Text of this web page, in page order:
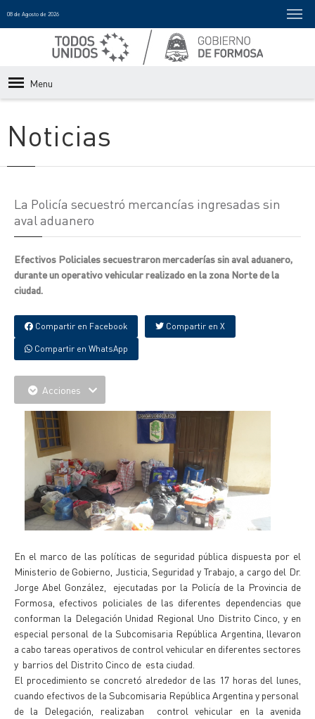
08 de Agosto de 2026
Menu
Noticias
La Policía secuestró mercancías ingresadas sin
aval aduanero
Efectivos Policiales secuestraron mercaderías sin aval aduanero,
durante un operativo vehicular realizado en la zona Norte de la
ciudad.
Compartir en Facebook Compartir en X
Compartir en WhatsApp
Acciones
En el marco de las políticas de seguridad pública dispuesta por el
Ministerio de Gobierno, Justicia, Seguridad y Trabajo, a cargo del Dr.
Jorge Abel González, ejecutadas por la Policía de la Provincia de
Formosa, efectivos policiales de las diferentes dependencias que
conforman la Delegación Unidad Regional Uno Distrito Cinco, y en
especial personal de la Subcomisaria República Argentina, llevaron
a cabo tareas operativos de control vehicular en diferentes sectores
y barrios del Distrito Cinco de esta ciudad.
El procedimiento se concretó alrededor de las 17 horas del lunes,
cuando efectivos de la Subcomisaria República Argentina y personal
de la Delegación, realizaban control vehicular en la avenida